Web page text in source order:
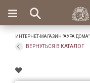
Вход
Избранное
×
Салоны
Доставка
Оплата
Подарки
ИНТЕРНЕТ-МАГАЗИН "АУРА ДОМА"
ВЕРНУТЬСЯ В КАТАЛОГ